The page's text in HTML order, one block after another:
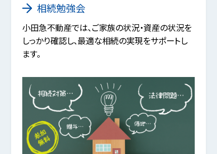
相続勉強会
小田急不動産では、ご家族の状況・資産の状況を
しっかり確認し、最適な相続の実現をサポートし
ます。